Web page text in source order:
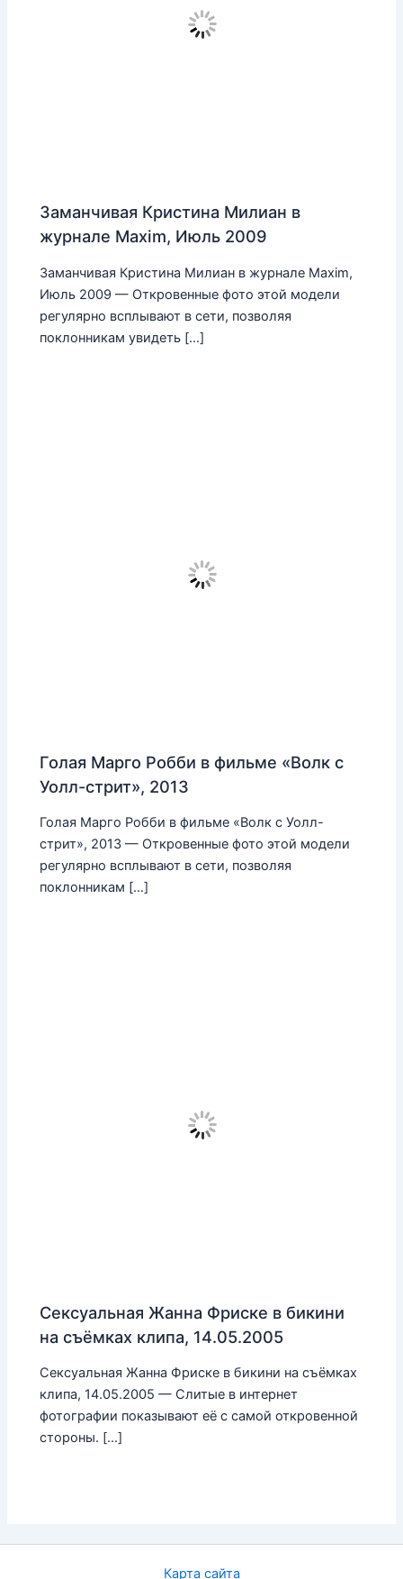
Заманчивая Кристина Милиан в
журнале Maxim, Июль 2009
Заманчивая Кристина Милиан в журнале Maxim,
Июль 2009 — Откровенные фото этой модели
регулярно всплывают в сети, позволяя
поклонникам увидеть […]
Голая Марго Робби в фильме «Волк с
Уолл-стрит», 2013
Голая Марго Робби в фильме «Волк с Уолл-
стрит», 2013 — Откровенные фото этой модели
регулярно всплывают в сети, позволяя
поклонникам […]
Сексуальная Жанна Фриске в бикини
на съёмках клипа, 14.05.2005
Сексуальная Жанна Фриске в бикини на съёмках
клипа, 14.05.2005 — Слитые в интернет
фотографии показывают её с самой откровенной
стороны. […]
Карта сайта